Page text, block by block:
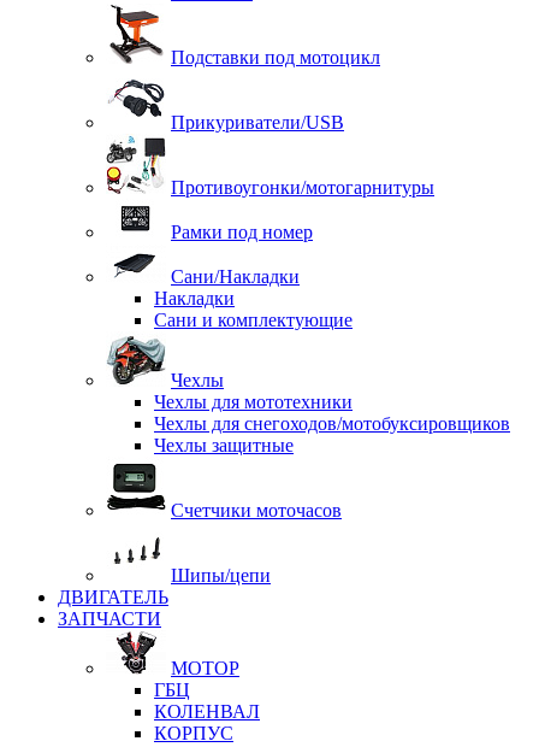
Подставки под мотоцикл
Прикуриватели/USB
Противоугонки/мотогарнитуры
Рамки под номер
Сани/Накладки
Накладки
Сани и комплектующие
Чехлы
Чехлы для мототехники
Чехлы для снегоходов/мотобуксировщиков
Чехлы защитные
Счетчики моточасов
Шипы/цепи
ДВИГАТЕЛЬ
ЗАПЧАСТИ
МОТОР
ГБЦ
КОЛЕНВАЛ
КОРПУС